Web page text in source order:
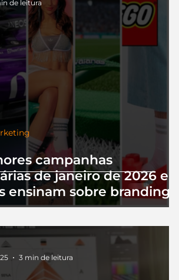
campanhas
de janeiro de 2026 e
ensinam sobre branding
de leitura
3 min de leitura